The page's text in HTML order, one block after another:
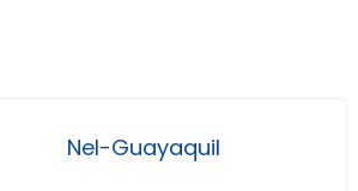
Nel-Guayaquil